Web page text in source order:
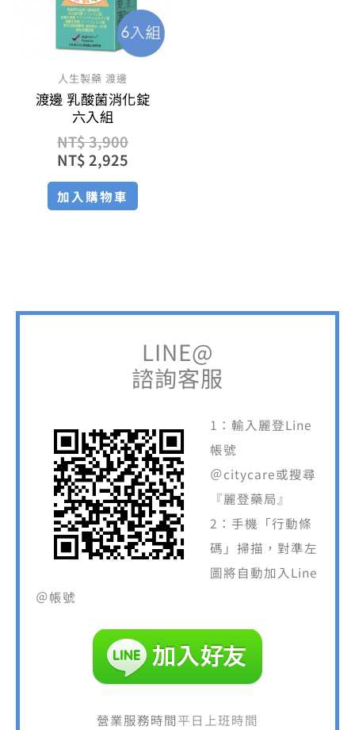
人生製藥 渡邊
渡邊 乳酸菌消化錠
六入組
NT$3,900
NT$ 2,925
加入購物車
LINE@
諮詢客服
1：輸入麗登Line
帳號
＠citycare或搜尋
『麗登藥局』
2：手機「行動條
碼」掃描，對準左
圖將自動加入Line
＠帳號
營業服務時間平日上班時間